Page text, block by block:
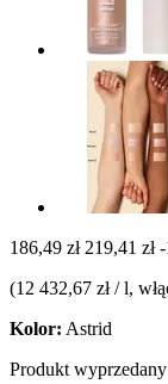
186,49 zł 219,41 zł
(12 432,67 zł / l,
Kolor: Astrid
Produkt wyprzedany